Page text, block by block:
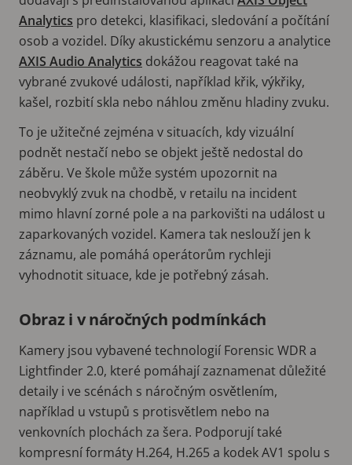
Analytics pro detekci, klasifikaci, sledování a počítání
osob a vozidel. Díky akustickému senzoru a analytice
AXIS Audio Analytics dokážou reagovat také na
vybrané zvukové události, například křik, výkřiky,
kašel, rozbití skla nebo náhlou změnu hladiny zvuku.
To je užitečné zejména v situacích, kdy vizuální
podnět nestačí nebo se objekt ještě nedostal do
záběru. Ve škole může systém upozornit na
neobvyklý zvuk na chodbě, v retailu na incident
mimo hlavní zorné pole a na parkovišti na událost u
zaparkovaných vozidel. Kamera tak neslouží jen k
záznamu, ale pomáhá operátorům rychleji
vyhodnotit situace, kde je potřebný zásah.
Obraz i v náročných podmínkách
Kamery jsou vybavené technologií Forensic WDR a
Lightfinder 2.0, které pomáhají zaznamenat důležité
detaily i ve scénách s náročným osvětlením,
například u vstupů s protisvětlem nebo na
venkovních plochách za šera. Podporují také
kompresní formáty H.264, H.265 a kodek AV1 spolu s